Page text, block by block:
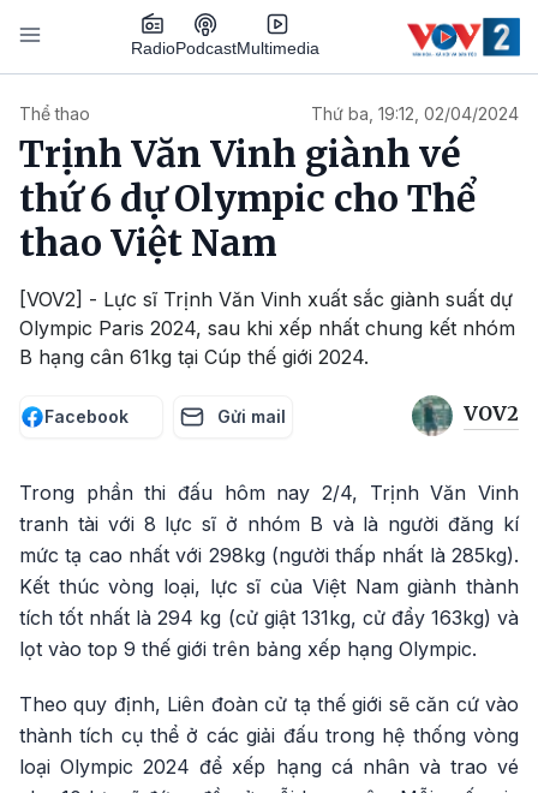
Nhảy đến nội dung
RadioPodcastMultimedia
Thể thao Thứ ba, 19:12, 02/04/2024
Trịnh Văn Vinh giành vé
thứ 6 dự Olympic cho Thể
thao Việt Nam
[VOV2] - Lực sĩ Trịnh Văn Vinh xuất sắc giành suất dự
Olympic Paris 2024, sau khi xếp nhất chung kết nhóm
B hạng cân 61kg tại Cúp thế giới 2024.
Facebook Gửi mail VOV2
Trong phần thi đấu hôm nay 2/4, Trịnh Văn Vinh
tranh tài với 8 lực sĩ ở nhóm B và là người đăng kí
mức tạ cao nhất với 298kg (người thấp nhất là 285kg).
Kết thúc vòng loại, lực sĩ của Việt Nam giành thành
tích tốt nhất là 294 kg (cử giật 131kg, cử đẩy 163kg) và
lọt vào top 9 thế giới trên bảng xếp hạng Olympic.
Theo quy định, Liên đoàn cử tạ thế giới sẽ căn cứ vào
thành tích cụ thể ở các giải đấu trong hệ thống vòng
loại Olympic 2024 để xếp hạng cá nhân và trao vé